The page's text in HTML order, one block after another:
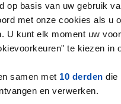
op basis van uw gebruik
met onze cookies als u
U kunt elk moment uw
te kiezen in
samen met 10 derden die
en verwerken.